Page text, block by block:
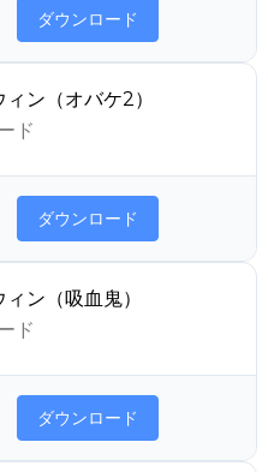
ダウンロード
ン（オバケ2）
ド
ダウンロード
ン（吸血鬼）
ド
ダウンロード